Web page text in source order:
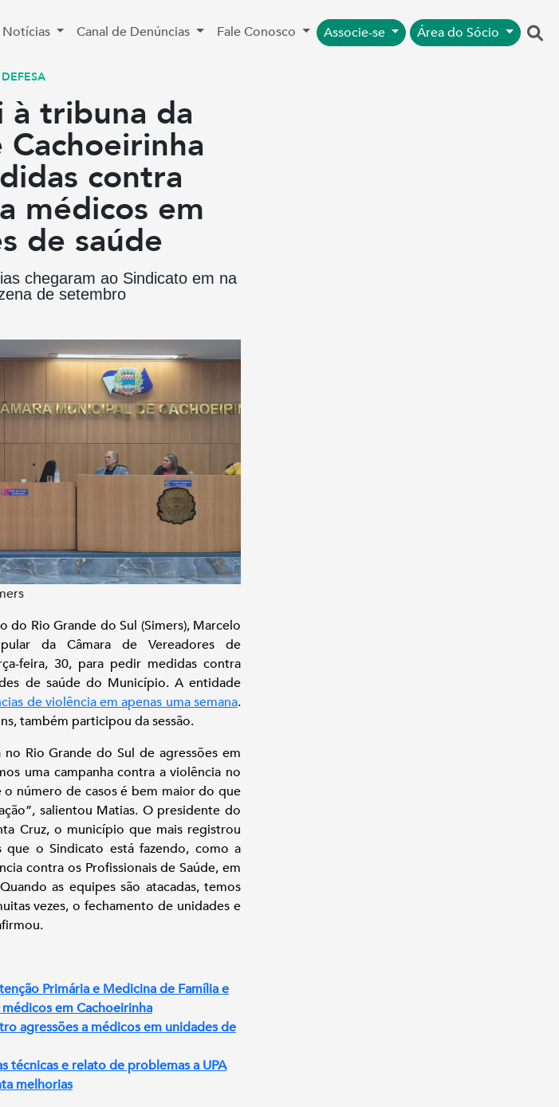
Notícias Canal de Denúncias Fale Conosco Associe-se Área do Sócio
DEFESA
à tribuna da
Cachoeirinha
contra
médicos em
de saúde
chegaram ao Sindicato em na
de setembro
Rio Grande do Sul (Simers), Marcelo
da Câmara de Vereadores de
feira, 30, para pedir medidas contra
de saúde do Município. A entidade
de violência em apenas uma semana.
também participou da sessão.
Rio Grande do Sul de agressões em
uma campanha contra a violência no
número de casos é bem maior do que
salientou Matias. O presidente do
Cruz, o município que mais registrou
que o Sindicato está fazendo, como a
contra os Profissionais de Saúde, em
as equipes são atacadas, temos
vezes, o fechamento de unidades e
Primária e Medicina de Família e
em Cachoeirinha
agressões a médicos em unidades de
técnicas e relato de problemas a UPA
melhorias